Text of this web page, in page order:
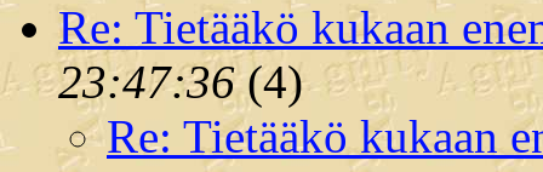
Re: Tietääkö kukaan
23:47:36(4)
Re: Tietääkö kukaan